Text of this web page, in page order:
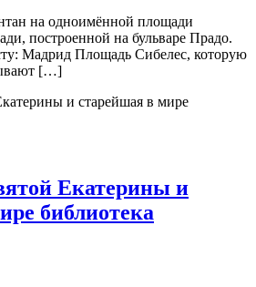
на одноимённой площади
построенной на бульваре Прадо.
Мадрид Площадь Cибелес, которую
[…]
Екатерины и
библиотека